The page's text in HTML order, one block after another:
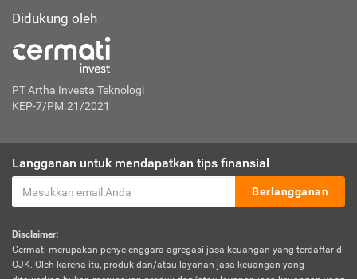
Didukung oleh
PT Artha Investa Teknologi
KEP-7/PM.21/2021
Langganan untuk mendapatkan tips finansial
Berlangganan
Disclaimer:
Cermati merupakan penyelenggara agregasi jasa keuangan yang terdaftar di
OJK. Oleh karena itu, produk dan/atau layanan jasa keuangan yang